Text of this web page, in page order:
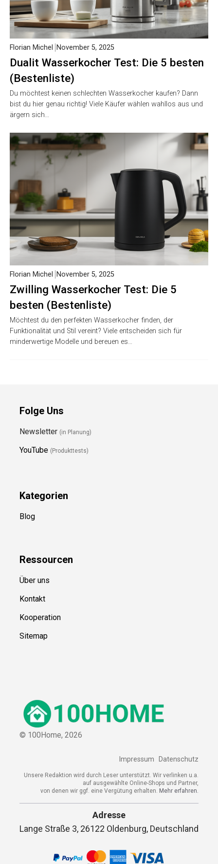
Dualit Wasserkocher Test: Die 5 besten
(Bestenliste)
Florian Michel November 5, 2025
Du möchtest keinen schlechten Wasserkocher kaufen? Dann
bist du hier genau richtig! Viele Käufer wählen wahllos aus und
ärgern sich…
Zwilling Wasserkocher Test: Die 5
besten (Bestenliste)
Florian Michel November 5, 2025
Möchtest du den perfekten Wasserkocher finden, der
Funktionalität und Stil vereint? Viele entscheiden sich für
minderwertige Modelle und bereuen es…
Folge Uns
Newsletter (in Planung)
YouTube (Produkttests)
Kategorien
Blog
Ressourcen
Über uns
Kontakt
Kooperation
Sitemap
© 100Home, 2026
Impressum Datenschutz
Unsere Redaktion wird durch Leser unterstützt. Wir verlinken u.a.
auf ausgewählte Online-Shops und Partner,
von denen wir ggf. eine Vergütung erhalten. Mehr erfahren.
Adresse
Lange Straße 3, 26122 Oldenburg, Deutschland